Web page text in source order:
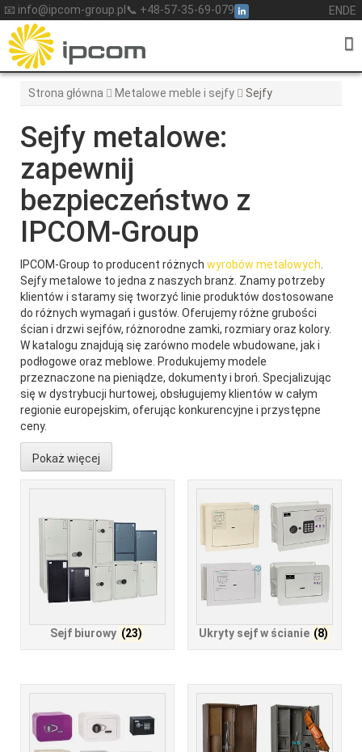
Skip
to
content
📧 info@ipcom-group.pl 📞 +48-57-35-69-079 EN DE
Strona główna Metalowe meble i sejfy Sejfy
Sejfy metalowe:
zapewnij
bezpieczeństwo z
IPCOM-Group
IPCOM-Group to producent różnych wyrobów metalowych.
Sejfy metalowe to jedna z naszych branż. Znamy potrzeby
klientów i staramy się tworzyć linie produktów dostosowane
do różnych wymagań i gustów. Oferujemy różne grubości
ścian i drzwi sejfów, różnorodne zamki, rozmiary oraz kolory.
W katalogu znajdują się zarówno modele wbudowane, jak i
podłogowe oraz meblowe. Produkujemy modele
przeznaczone na pieniądze, dokumenty i broń. Specjalizując
się w dystrybucji hurtowej, obsługujemy klientów w całym
regionie europejskim, oferując konkurencyjne i przystępne
ceny.
Pokaż więcej
Sejf biurowy (23) Ukryty sejf w ścianie (8)